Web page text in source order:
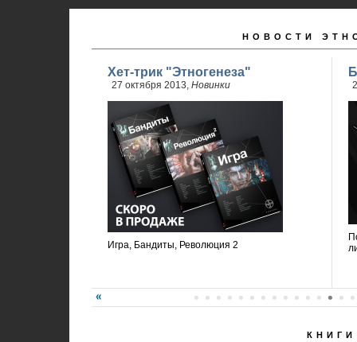
НОВОСТИ
Хет-трик "Этногенеза"
27 октября 2013, Новинки
Игра, Бандиты, Революция 2
КНИГИ